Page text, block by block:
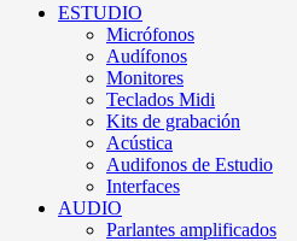
ESTUDIO
Micrófonos
Audífonos
Monitores
Teclados Midi
Kits de grabación
Acústica
Audifonos de Estudio
Interfaces
AUDIO
Parlantes amplificados